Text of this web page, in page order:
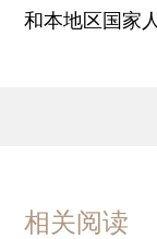
和本地区国家
相关阅读